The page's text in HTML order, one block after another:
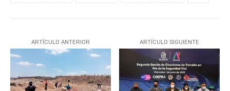
ARTÍCULO ANTERIOR ARTÍCULO SIGUIENTE